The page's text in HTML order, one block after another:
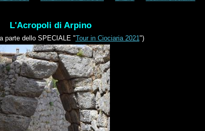
L'Acropoli di Arpino
parte dello SPECIALE "Tour in Ciociaria 2021")